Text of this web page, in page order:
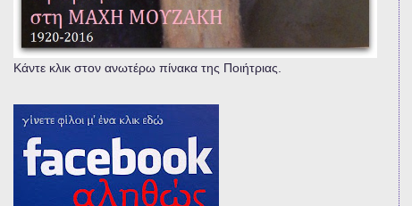
Κάντε κλικ στον ανωτέρω πίνακα της Ποιήτριας.